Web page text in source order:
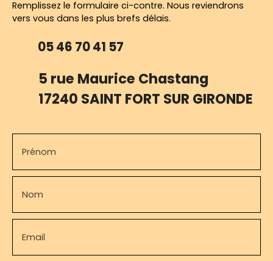
Remplissez le formulaire ci-contre. Nous reviendrons
vers vous dans les plus brefs délais.
05 46 70 41 57
5 rue Maurice Chastang
17240 SAINT FORT SUR GIRONDE
Prénom
Nom
Email